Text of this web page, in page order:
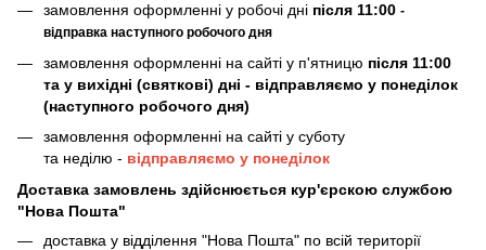
замовлення оформленні у робочі дні після 11:00 -
відправка наступного робочого дня
замовлення оформленні на сайті у п'ятницю після 11:00
та у вихідні (святкові) дні - відправляємо у понеділок
(наступного робочого дня)
замовлення оформленні на сайті у суботу
та неділю - відправляємо у понеділок
Доставка замовлень здійснюється кур'єрскою службою
"Нова Пошта"
доставка у відділення "Нова Пошта" по всій території